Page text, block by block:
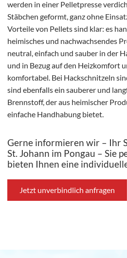
werden in einer Pelletpresse
Stäbchen geformt, ganz ohne
Vorteile von Pellets sind klar: es
heimisches und nachwachsendes
neutral, einfach und sauber in der
und in Bezug auf den Heizkomfort
komfortabel. Bei Hackschnitzeln
sind ebenfalls ein sauberer und
Brennstoff, der aus heimischer
einfache Handhabung bietet.
Gerne informieren wir – Ihr
St. Johann im Pongau – Sie
bieten Ihnen eine
Jetzt unverbindlich anfragen